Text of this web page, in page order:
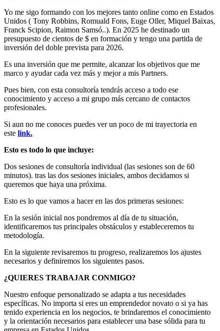
Yo me sigo formando con los mejores tanto online como en Estados
Unidos ( Tony Robbins, Romuald Fons, Euge Oller, Miquel Baixas,
Franck Scipion, Raimon Samsó..). En 2025 he destinado un
presupuesto de cientos de $ en formación y tengo una partida de
inversión del doble prevista para 2026.
Es una inversión que me permite, alcanzar los objetivos que me
marco y ayudar cada vez más y mejor a mis Partners.
Pues bien, con esta consultoría tendrás acceso a todo ese
conocimiento y acceso a mi grupo más cercano de contactos
profesionales.
Si aun no me conoces puedes ver un poco de mi trayectoria en
este link.
Esto es todo lo que incluye:
Dos sesiones de consultoría individual (las sesiones son de 60
minutos). tras las dos sesiones iniciales, ambos decidamos si
queremos que haya una próxima.
Esto es lo que vamos a hacer en las dos primeras sesiones:
En la sesión inicial nos pondremos al día de tu situación,
identificaremos tus principales obstáculos y estableceremos tu
metodología.
En la siguiente revisaremos tu progreso, realizaremos los ajustes
necesarios y definiremos los siguientes pasos.
¿QUIERES TRABAJAR CONMIGO?
Nuestro enfoque personalizado se adapta a tus necesidades
específicas. No importa si eres un emprendedor novato o si ya has
tenido experiencia en los negocios, te brindaremos el conocimiento
y la orientación necesarios para establecer una base sólida para tu